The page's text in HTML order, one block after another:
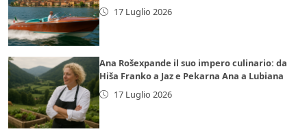
17 Luglio 2026
Ana Rošexpande il suo impero culinario: da
Hiša Franko a Jaz e Pekarna Ana a Lubiana
17 Luglio 2026